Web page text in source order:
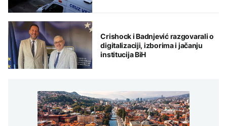
Crishock i Badnjević razgovarali o
digitalizaciji, izborima i jačanju
institucija BiH